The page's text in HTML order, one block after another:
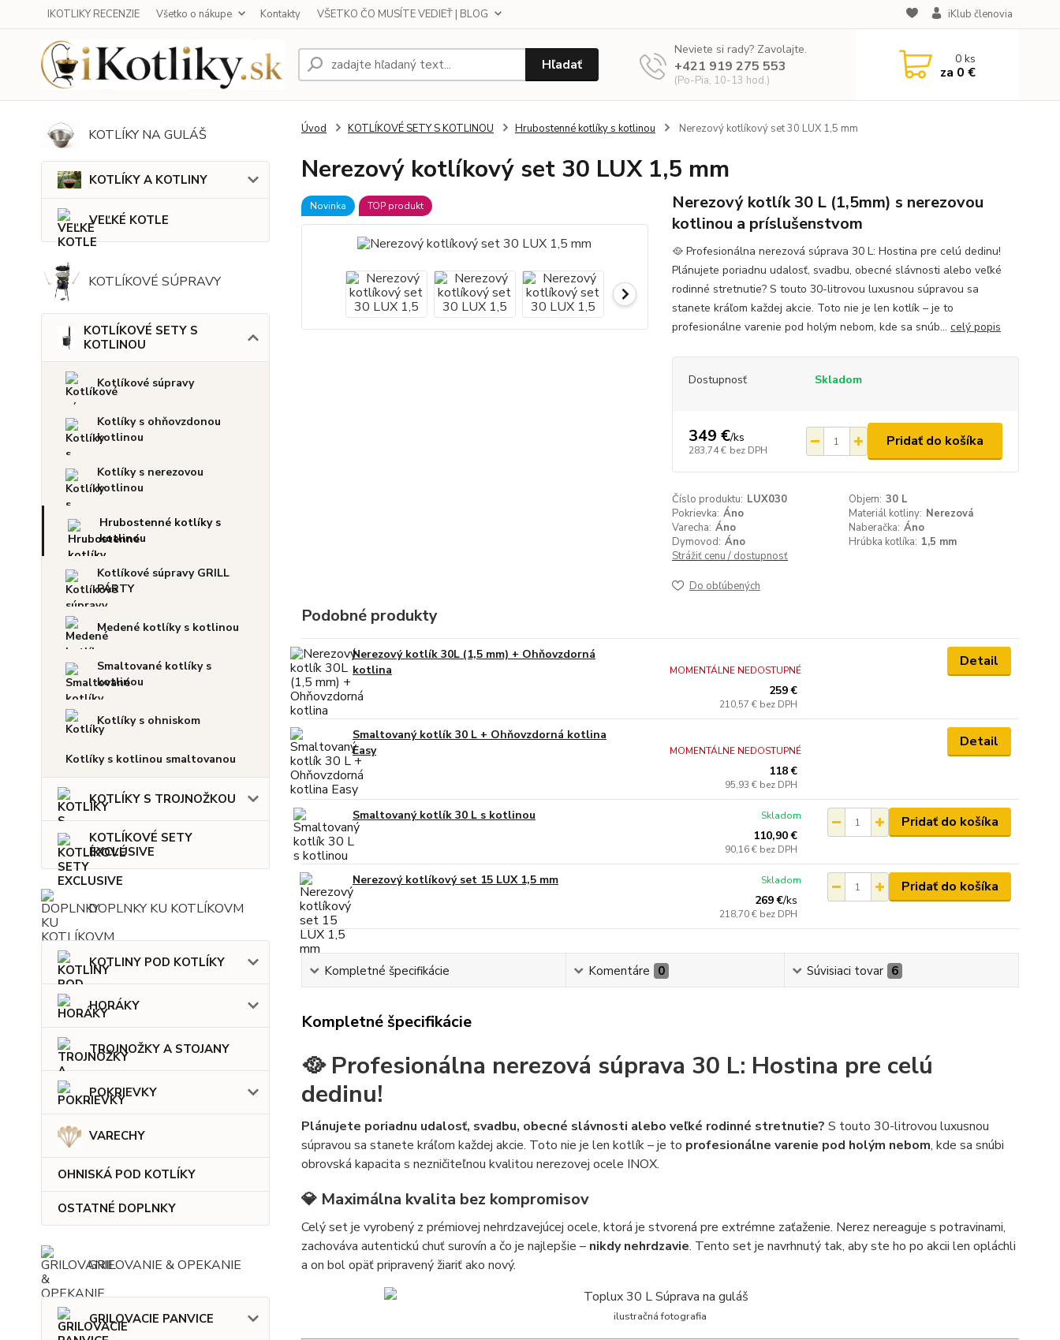
IKOTLIKY RECENZIE Všetko o nákupe Kontakty VŠETKO ČO MUSÍTE VEDIEŤ | BLOG iKlub členovia
Hľadať
Neviete si rady? Zavolajte.
+421 919 275 553
(Po-Pia, 10-13 hod.)
0ks
za 0 €
KOTLÍKY NA GULÁŠ
KOTLÍKY A KOTLINY
VEĽKÉ KOTLE
KOTLÍKOVÉ SÚPRAVY
KOTLÍKOVÉ SETY S
KOTLINOU
Kotlíkové súpravy
Kotlíky s ohňovzdonou
kotlinou
Kotlíky s nerezovou
kotlinou
Hrubostenné kotlíky s
kotlinou
Kotlíkové súpravy GRILL
PÁRTY
Medené kotlíky s kotlinou
Smaltované kotlíky s
kotlinou
Kotlíky s ohniskom
Kotlíky s kotlinou smaltovanou
KOTLÍKY S TROJNOŽKOU
KOTLÍKOVÉ SETY
EXCLUSIVE
DOPLNKY KU KOTLÍKOVM
KOTLINY POD KOTLÍKY
HORÁKY
TROJNOŽKY A STOJANY
POKRIEVKY
VARECHY
OHNISKÁ POD KOTLÍKY
OSTATNÉ DOPLNKY
GRILOVANIE & OPEKANIE
GRILOVACIE PANVICE
Úvod KOTLÍKOVÉ SETY S KOTLINOU Hrubostenné kotlíky s kotlinou Nerezový kotlíkový set 30 LUX 1,5 mm
Nerezový kotlíkový set 30 LUX 1,5 mm
Novinka TOP produkt
Nerezový kotlík 30 L (1,5mm) s nerezovou
kotlinou a príslušenstvom
🥘 Profesionálna nerezová súprava 30 L: Hostina pre celú dedinu!
Plánujete poriadnu udalosť, svadbu, obecné slávnosti alebo veľké
rodinné stretnutie? S touto 30-litrovou luxusnou súpravou sa
stanete kráľom každej akcie. Toto nie je len kotlík – je to
profesionálne varenie pod holým nebom, kde sa snúb... celý popis
Dostupnosť Skladom
349 €/ks
283,74 € bez DPH
Pridať do košíka
Číslo produktu: LUX030 Objem: 30 L
Pokrievka: Áno Materiál kotliny: Nerezová
Varecha: Áno Naberačka: Áno
Dymovod: Áno Hrúbka kotlíka: 1,5 mm
Strážiť cenu / dostupnosť
Do obľúbených
Podobné produkty
Nerezový kotlík 30L (1,5 mm) + Ohňovzdorná
kotlina
259 €
210,57 € bez DPH
MOMENTÁLNE NEDOSTUPNÉ
Detail
Smaltovaný kotlík 30 L + Ohňovzdorná kotlina
Easy
118 €
95,93 € bez DPH
MOMENTÁLNE NEDOSTUPNÉ
Detail
Smaltovaný kotlík 30 L s kotlinou
110,90 €
90,16 € bez DPH
Skladom Pridať do košíka
Nerezový kotlíkový set 15 LUX 1,5 mm
269 €/ks
218,70 € bez DPH
Skladom Pridať do košíka
Kompletné špecifikácie Komentáre 0 Súvisiaci tovar 6
Kompletné špecifikácie
🥘 Profesionálna nerezová súprava 30 L: Hostina pre celú
dedinu!
Plánujete poriadnu udalosť, svadbu, obecné slávnosti alebo veľké rodinné stretnutie? S touto 30-litrovou luxusnou
súpravou sa stanete kráľom každej akcie. Toto nie je len kotlík – je to profesionálne varenie pod holým nebom, kde sa snúbi
obrovská kapacita s nezničiteľnou kvalitou nerezovej ocele INOX.
💎 Maximálna kvalita bez kompromisov
Celý set je vyrobený z prémiovej nehrdzavejúcej ocele, ktorá je stvorená pre extrémne zaťaženie. Nerez nereaguje s potravinami,
zachováva autentickú chuť surovín a čo je najlepšie – nikdy nehrdzavie. Tento set je navrhnutý tak, aby ste ho po akcii len opláchli
a on bol opäť pripravený žiariť ako nový.
ilustračná fotografia